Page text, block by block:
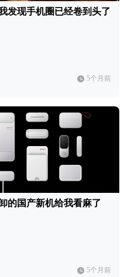
发现手机圈已经卷到头了
5个月前
的国产新机给我看麻了
5个月前